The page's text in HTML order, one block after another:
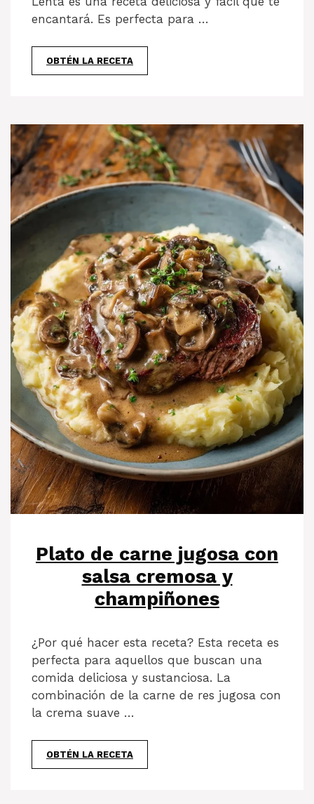
encantará. Es perfecta para …
OBTÉN LA RECETA
Plato de carne jugosa con
salsa cremosa y
champiñones
¿Por qué hacer esta receta? Esta receta es
perfecta para aquellos que buscan una
comida deliciosa y sustanciosa. La
combinación de la carne de res jugosa con
la crema suave …
OBTÉN LA RECETA